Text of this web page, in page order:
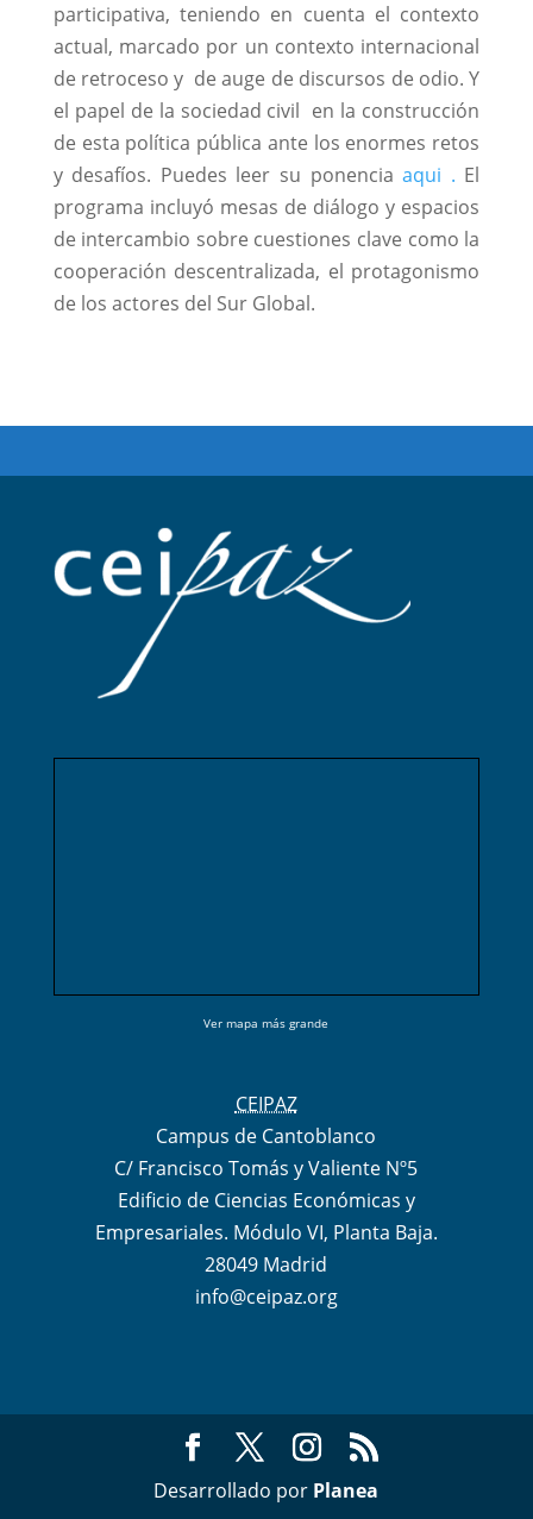
participativa, teniendo en cuenta el contexto
actual, marcado por un contexto internacional
de retroceso y de auge de discursos de odio. Y
el papel de la sociedad civil en la construcción
de esta política pública ante los enormes retos
y desafíos. Puedes leer su ponenciaaqui . El
programa incluyó mesas de diálogo y espacios
de intercambio sobre cuestiones clave como la
cooperación descentralizada, el protagonismo
de los actores del Sur Global.
Ver mapa más grande
CEIPAZ
Campus de Cantoblanco
C/ Francisco Tomás y Valiente Nº5
Edificio de Ciencias Económicas y
Empresariales. Módulo VI, Planta Baja.
28049 Madrid
info@ceipaz.org
Desarrollado por Planea